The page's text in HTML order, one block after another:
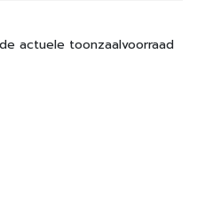
actuele toonzaalvoorraad